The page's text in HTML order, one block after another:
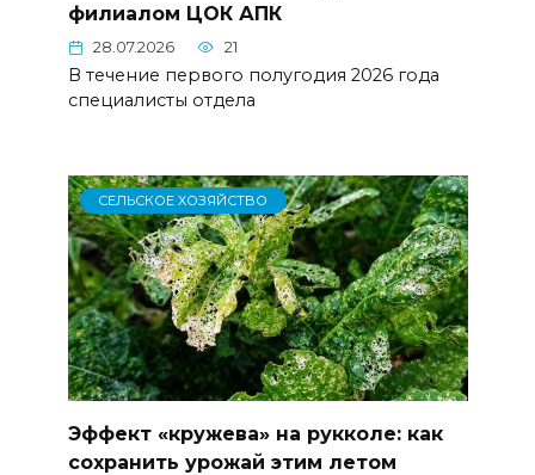
филиалом ЦОК АПК
28.07.2026 21
В течение первого полугодия 2026 года
специалисты отдела
СЕЛЬСКОЕ ХОЗЯЙСТВО
Эффект «кружева» на рукколе: как
сохранить урожай этим летом